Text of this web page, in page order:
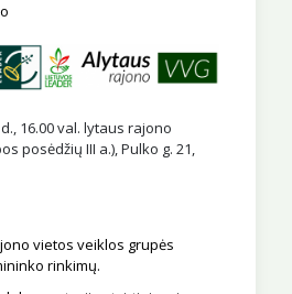
16.00 val. lytaus rajono
posėdžių III a.), Pulko g. 21,
vietos veiklos grupės
rinkimų.